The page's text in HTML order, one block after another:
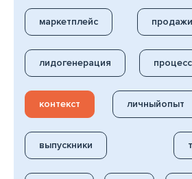
маркетплейс продажи
лидогенерация
контекст личныйопыт
выпускники